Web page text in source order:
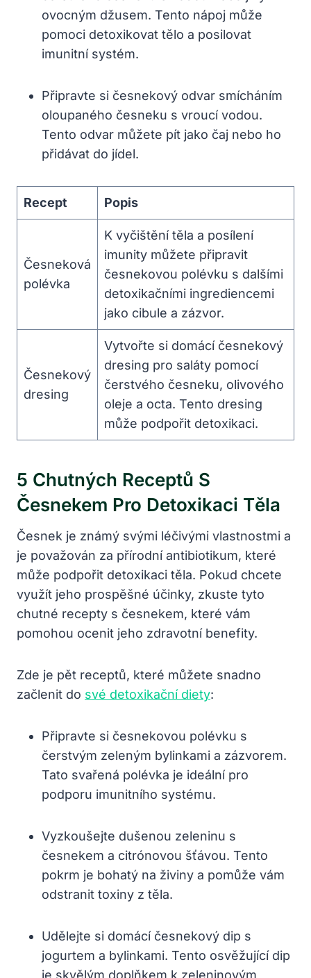
ovocným džusem. Tento nápoj může
pomoci detoxikovat tělo a⁢ posilovat
imunitní systém.
Připravte si česnekový odvar smícháním
oloupaného ⁤česneku s vroucí vodou.
Tento ⁤odvar můžete pít jako čaj nebo ho
přidávat do jídel.
Recept Popis
Česneková
polévka
K vyčištění těla a posílení
imunity můžete připravit
‌česnekovou polévku ⁣s dalšími
detoxikačními ingrediencemi
jako cibule a zázvor.
Česnekový
dresing
Vytvořte si domácí česnekový
dresing pro saláty⁢ pomocí​
čerstvého česneku, olivového
oleje a octa.​ Tento dresing
⁢může ⁤podpořit detoxikaci.
5 Chutných Receptů S
Česnekem Pro Detoxikaci Těla
Česnek je⁢ známý svými​ léčivými ⁢vlastnostmi a
je považován za‌ přírodní⁣ antibiotikum, které
může podpořit⁢ detoxikaci těla. ‍Pokud chcete
využít jeho prospěšné účinky, zkuste tyto
chutné ⁤recepty s česnekem, které vám
pomohou‍ ocenit jeho zdravotní benefity.
Zde ‍je pět receptů,⁢ které ​můžete snadno
začlenit do své detoxikační diety:
Připravte ⁢si česnekovou polévku s
čerstvým zeleným bylinkami a zázvorem.
Tato svařená polévka je⁢ ideální ⁢pro
podporu imunitního systému.
Vyzkoušejte dušenou zeleninu s
česnekem​ a citrónovou šťávou. Tento
⁤pokrm je bohatý ⁤na živiny​ a ‍pomůže vám
odstranit toxiny z těla.
Udělejte ⁤si domácí česnekový⁣ dip s
jogurtem a bylinkami. ⁤Tento ​osvěžující dip
je skvělým doplňkem k ⁢zeleninovým